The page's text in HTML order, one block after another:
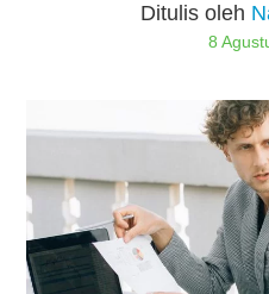
Kemitraan
Karier
Blog
Ditulis oleh
8